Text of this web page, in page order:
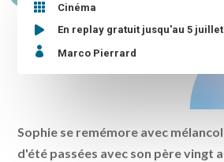

Cinéma
En replay gratuit jusqu'au 5
 Marco Pierrard
Sophie se remémore avec
d'été passées avec son père vingt